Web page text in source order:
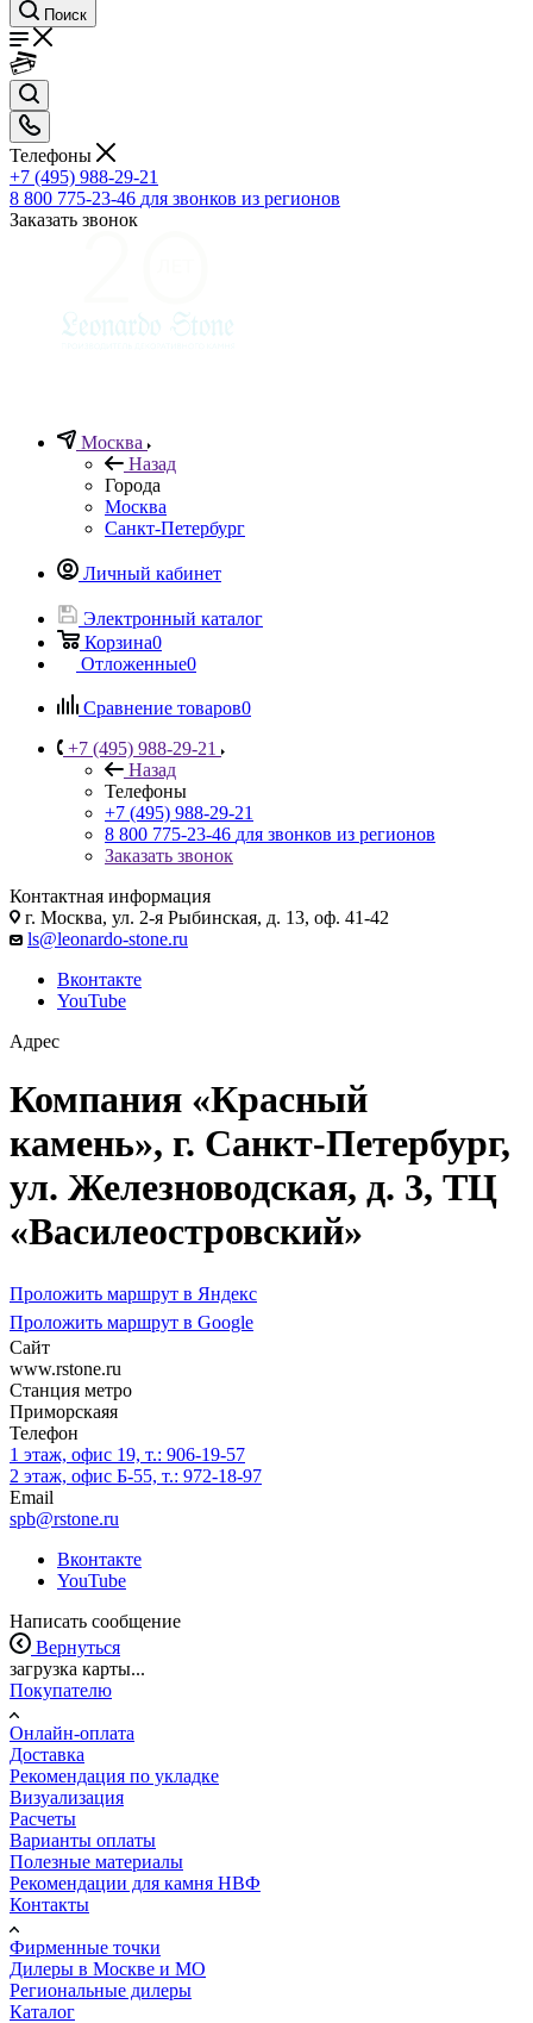
Поиск
Телефоны
+7 (495) 988-29-21
8 800 775-23-46 для звонков из регионов
Заказать звонок
Москва
Назад
Города
Москва
Санкт-Петербург
Личный кабинет
Электронный каталог
Корзина0
Отложенные0
Сравнение товаров0
+7 (495) 988-29-21
Назад
Телефоны
+7 (495) 988-29-21
8 800 775-23-46 для звонков из регионов
Заказать звонок
Контактная информация
г. Москва, ул. 2-я Рыбинская, д. 13, оф. 41-42
ls@leonardo-stone.ru
Вконтакте
YouTube
Адрес
Компания «Красный
камень», г. Санкт-Петербург,
ул. Железноводская, д. 3, ТЦ
«Василеостровский»
Проложить маршрут в Яндекс
Проложить маршрут в Google
Сайт
www.rstone.ru
Станция метро
Приморскаяя
Телефон
1 этаж, офис 19, т.: 906-19-57
2 этаж, офис Б-55, т.: 972-18-97
Email
spb@rstone.ru
Вконтакте
YouTube
Написать сообщение
Вернуться
загрузка карты...
Покупателю
Онлайн-оплата
Доставка
Рекомендация по укладке
Визуализация
Расчеты
Варианты оплаты
Полезные материалы
Рекомендации для камня НВФ
Контакты
Фирменные точки
Дилеры в Москве и МО
Региональные дилеры
Каталог